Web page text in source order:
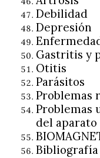
Debilidad
Depresión
Gastritis y
Otitis
Parásitos
Problemas
Problemas
del
Bibliografía